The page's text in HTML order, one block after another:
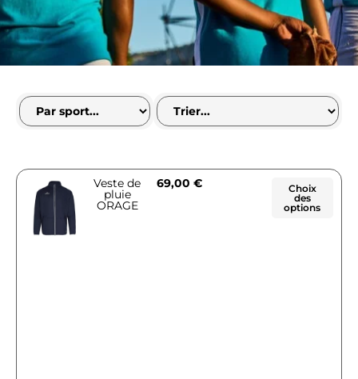
Veste de
pluie
ORAGE
69,00 €
Choix
des
options